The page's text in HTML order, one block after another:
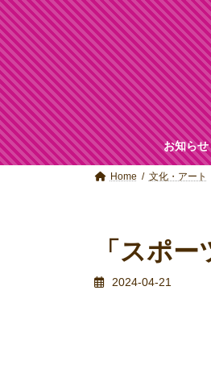
コ
ン
テ
ン
ツ
へ
ス
キ
ッ
プ
ナ
ビ
ゲ
ー
シ
ョ
ン
に
移
動
お知らせ
Home 文化・アート
「スポ
2024-04-21